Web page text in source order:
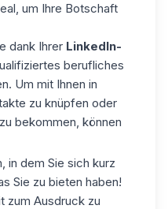
um Ihre Botschaft
dank Ihrer LinkedIn-
berufliches
Um mit Ihnen in
zu knüpfen oder
bekommen, können
in dem Sie sich kurz
Sie zu bieten haben!
zum Ausdruck zu